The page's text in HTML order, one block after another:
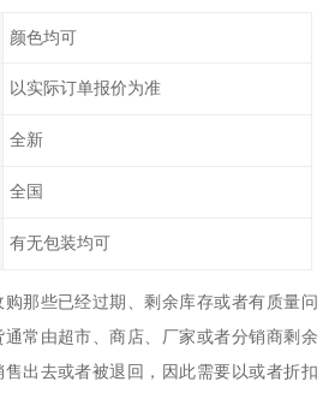
颜色均可
以实际订单报价为准
全新
全国
有无包装均可
那些已经过期、剩余库存或者有质量问
常由超市、商店、厂家或者分销商剩余
出去或者被退回，因此需要以或者折扣